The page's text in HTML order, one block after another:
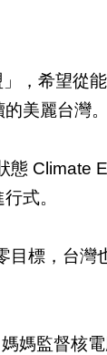
，希望從能
美麗台灣。
態 Climate
式。
目標，台灣
媽監督核